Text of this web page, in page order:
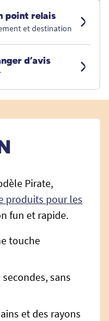
point relais
et destination
d’avis
Pirate,
produits pour les
fun et rapide.
touche
sans
et des rayons